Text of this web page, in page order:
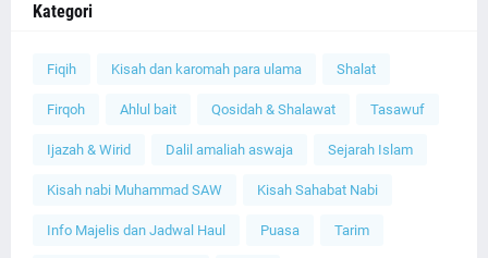
Kategori
Fiqih Kisah dan karomah para ulama Shalat
Firqoh Ahlul bait Qosidah & Shalawat Tasawuf
Ijazah & Wirid Dalil amaliah aswaja Sejarah Islam
Kisah nabi Muhammad SAW Kisah Sahabat Nabi
Info Majelis dan Jadwal Haul Puasa Tarim